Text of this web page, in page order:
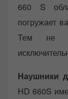
660 S
погружает
Тем не
Наушники
HD 660S